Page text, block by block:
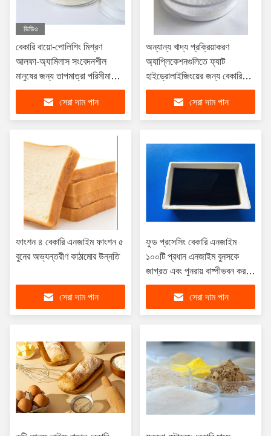
ভিডিও
বেকারি বায়ো-পোলিশিং মিশ্রণ
আলফা-অ্যামিলাস সংবেদনশীল
মানুষের জন্য তাপমাত্রা পরিসীমা
30C-70C মধ্যে নিরাপদ এবং
ধারাবাহিক পোলিশিংসেরা দাম পান
অন্যান্য খাদ্য প্রক্রিয়াকরণ
অ্যাপ্লিকেশনগুলিতে ফ্যাট
হাইড্রোলাইজিংয়ের জন্য বেকারি
বেকারি অ্যাডিটিভস ব্যবহার করুন
সেরা দাম পান
ফাংশন ৪ বেকারি এনজাইম ফাংশন ৫
বুনের অভ্যন্তরীণ কাঠামোর উন্নতি
সেরা দাম পান
ফুড প্রসেসিং বেকারি এনজাইম
১০০টি প্রধান এনজাইম বুনসকে
জাগ্রত এবং পুনরায় বাষ্পীভবন করতে
প্রতিরোধী করে
সেরা দাম পান